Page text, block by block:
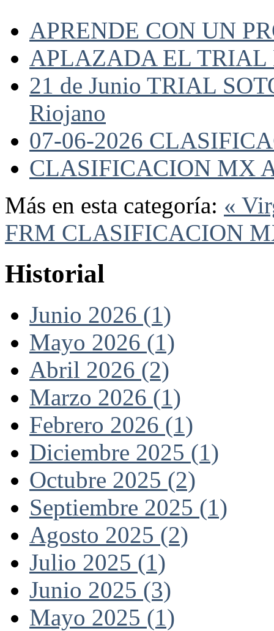
APRENDE CON UN
APLAZADA EL TRIAL
21 de Junio TRIAL
Riojano
07-06-2026
CLASIFICACION MX
Más en esta categoría: «
FRM CLASIFICACION
Historial
Junio 2026 (1)
Mayo 2026 (1)
Abril 2026 (2)
Marzo 2026 (1)
Febrero 2026 (1)
Diciembre 2025 (1)
Octubre 2025 (2)
Septiembre 2025 (1)
Agosto 2025 (2)
Julio 2025 (1)
Junio 2025 (3)
Mayo 2025 (1)